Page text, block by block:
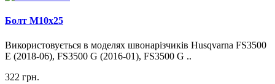
Болт М10х25
Використовується в моделях швонарізчиків Husqvarna FS3500
E (2018-06), FS3500 G (2016-01), FS3500 G ..
322 грн.